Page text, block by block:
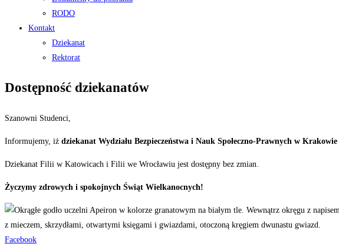
RODO
Kontakt
Dziekanat
Rektorat
Dostępność dziekanatów
Szanowni Studenci,
Informujemy, iż dziekanat Wydziału Bezpieczeństwa i Nauk Społeczno-Prawnych w Krakowie
Dziekanat Filii w Katowicach i Filii we Wrocławiu jest dostępny bez zmian.
Życzymy zdrowych i spokojnych Świąt Wielkanocnych!
Facebook